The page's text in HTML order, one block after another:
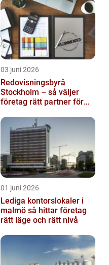
03 juni 2026
Redovisningsbyrå
Stockholm – så väljer
företag rätt partner för
01 juni 2026
Lediga kontorslokaler i
malmö så hittar företag
rätt läge och rätt nivå